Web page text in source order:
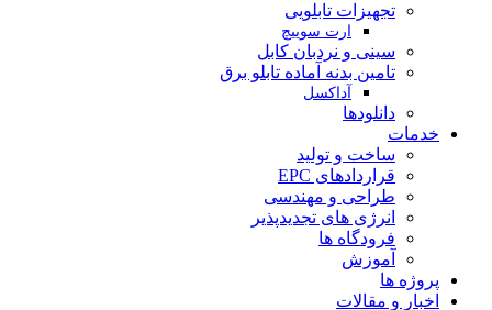
تجهیزات تابلویی
ارت سوییچ
سینی و نردبان کابل
تامین بدنه آماده تابلو برق
آداکسل
دانلودها
خدمات
ساخت و تولید
قراردادهای EPC
طراحی و مهندسی
انرژی های تجدیدپذیر
فرودگاه ها
آموزش
پروژه ها
اخبار و مقالات